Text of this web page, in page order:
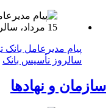
سالروز تأسیس بانک
سازمان و نهادها